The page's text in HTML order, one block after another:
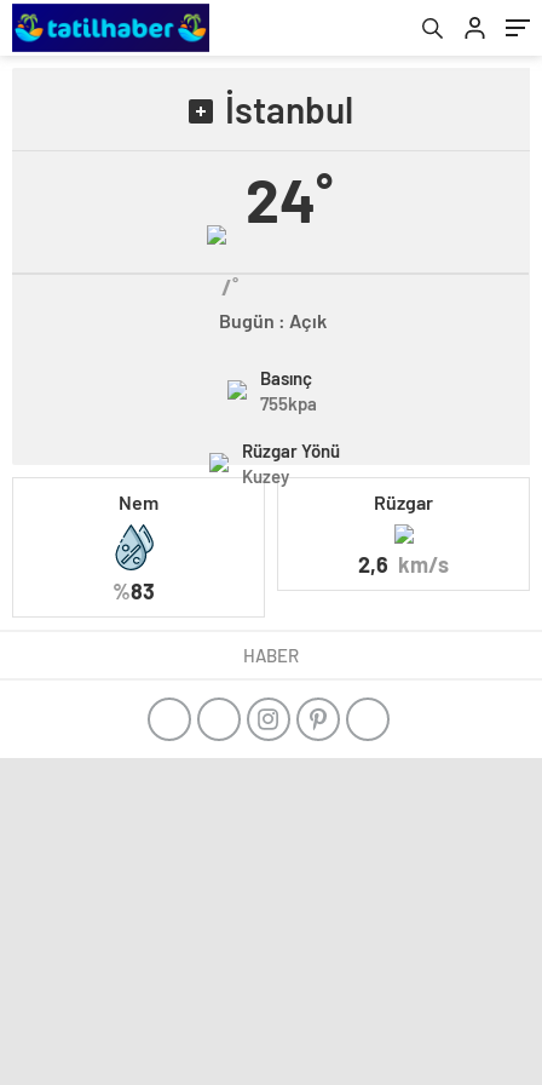
İstanbul
24˚
/˚
Bugün : Açık
Basınç
755kpa
Rüzgar Yönü
Kuzey
Nem
%83
Rüzgar
2,6 km/s
HABER